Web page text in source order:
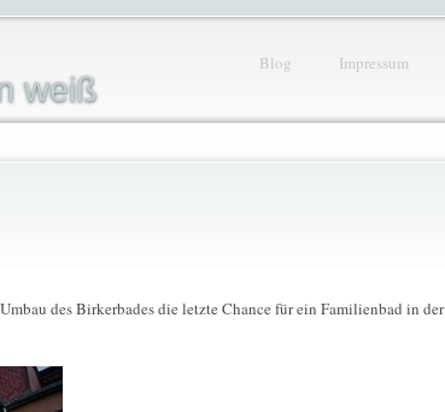
weiß
Blog Impressum
des Birkerbades die letzte Chance für ein Familienbad in der